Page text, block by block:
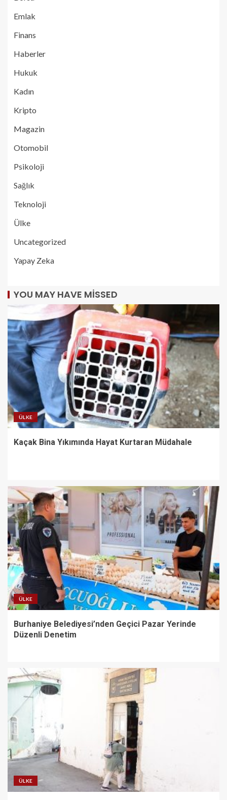
Emlak
Finans
Haberler
Hukuk
Kadın
Kripto
Magazin
Otomobil
Psikoloji
Sağlık
Teknoloji
Ülke
Uncategorized
Yapay Zeka
YOU MAY HAVE MISSED
ÜLKE
Kaçak Bina Yıkımında Hayat Kurtaran Müdahale
ÜLKE
Burhaniye Belediyesi’nden Geçici Pazar Yerinde
Düzenli Denetim
ÜLKE